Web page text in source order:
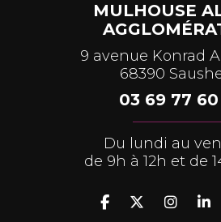
MULHOUSE
9 avenue Konrad
68390
03 69 77
Du lundi au
de 9h à 12h et de